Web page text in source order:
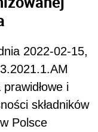
2022-02-15,
i
składników
Polsce